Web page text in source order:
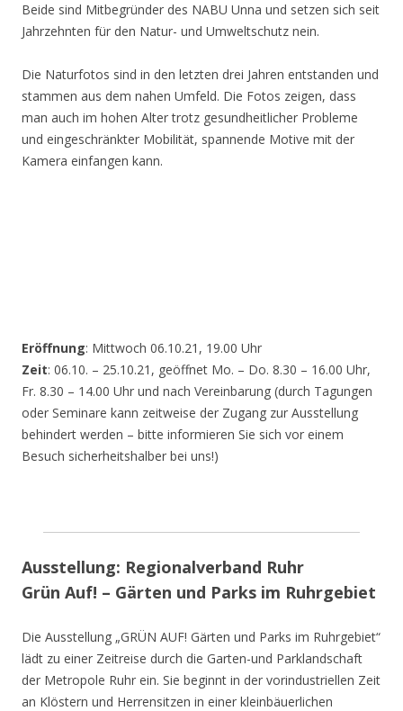
Beide sind Mitbegründer des NABU Unna und setzen sich seit
Jahrzehnten für den Natur- und Umweltschutz nein.
Die Naturfotos sind in den letzten drei Jahren entstanden und
stammen aus dem nahen Umfeld. Die Fotos zeigen, dass
man auch im hohen Alter trotz gesundheitlicher Probleme
und eingeschränkter Mobilität, spannende Motive mit der
Kamera einfangen kann.
Eröffnung: Mittwoch 06.10.21, 19.00 Uhr
Zeit: 06.10. – 25.10.21, geöffnet Mo. – Do. 8.30 – 16.00 Uhr,
Fr. 8.30 – 14.00 Uhr und nach Vereinbarung (durch Tagungen
oder Seminare kann zeitweise der Zugang zur Ausstellung
behindert werden – bitte informieren Sie sich vor einem
Besuch sicherheitshalber bei uns!)
Ausstellung: Regionalverband Ruhr
Grün Auf! – Gärten und Parks im Ruhrgebiet
Die Ausstellung „GRÜN AUF! Gärten und Parks im Ruhrgebiet“
lädt zu einer Zeitreise durch die Garten-und Parklandschaft
der Metropole Ruhr ein. Sie beginnt in der vorindustriellen Zeit
an Klöstern und Herrensitzen in einer kleinbäuerlichen